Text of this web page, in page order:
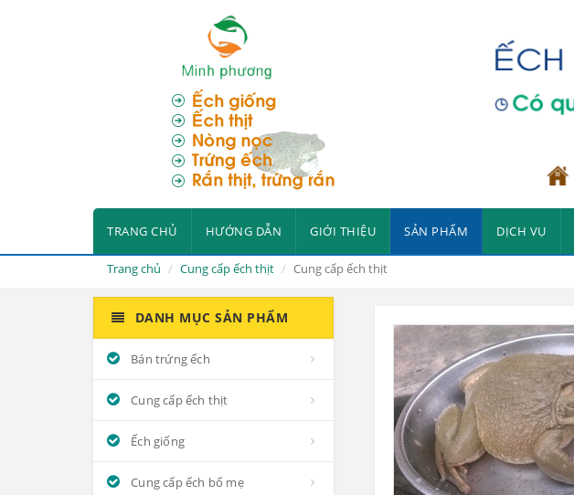
TRANG CHỦ HƯỚNG DẪN GIỚI THIỆU SẢN PHẨM DỊCH VỤ
Trang chủ Cung cấp ếch thịt Cung cấp ếch thịt
DANH MỤC SẢN PHẨM
Bán trứng ếch
Cung cấp ếch thịt
Ếch giống
Cung cấp ếch bố mẹ